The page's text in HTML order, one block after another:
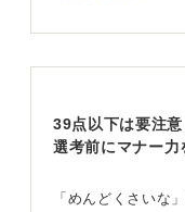
このため、裏地も
39点以下は要注意
選考前にマナー力
「めんどくさいな